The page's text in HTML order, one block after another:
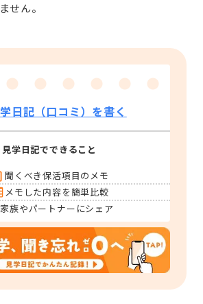
せん。
日記（口コミ）を書く
見学日記でできること
聞くべき保活項目のメモ
メモした内容を簡単比較
家族やパートナーにシェア